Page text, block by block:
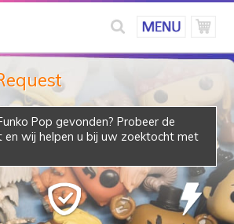
Pop gevonden? Probeer de
en wij helpen u bij uw zoektocht met